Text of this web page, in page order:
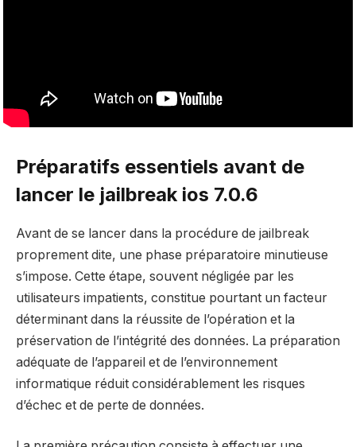
Préparatifs essentiels avant de
lancer le jailbreak ios 7.0.6
Avant de se lancer dans la procédure de jailbreak
proprement dite, une phase préparatoire minutieuse
s’impose. Cette étape, souvent négligée par les
utilisateurs impatients, constitue pourtant un facteur
déterminant dans la réussite de l’opération et la
préservation de l’intégrité des données. La préparation
adéquate de l’appareil et de l’environnement
informatique réduit considérablement les risques
d’échec et de perte de données.